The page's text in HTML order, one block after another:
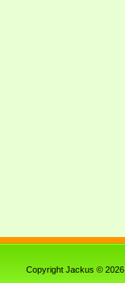
Copyright Jackus © 2026